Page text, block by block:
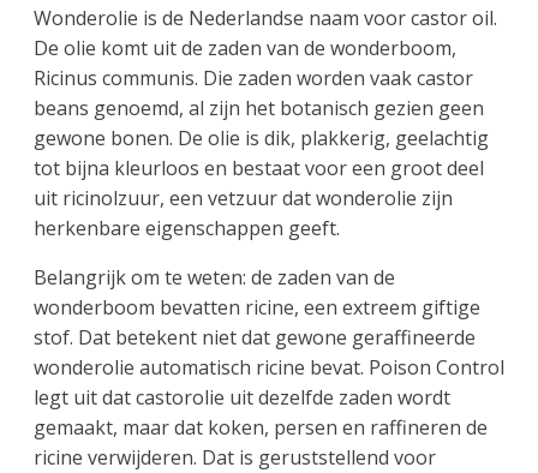
Wonderolie is de Nederlandse naam voor castor oil.
De olie komt uit de zaden van de wonderboom,
Ricinus communis. Die zaden worden vaak castor
beans genoemd, al zijn het botanisch gezien geen
gewone bonen. De olie is dik, plakkerig, geelachtig
tot bijna kleurloos en bestaat voor een groot deel
uit ricinolzuur, een vetzuur dat wonderolie zijn
herkenbare eigenschappen geeft.
Belangrijk om te weten: de zaden van de
wonderboom bevatten ricine, een extreem giftige
stof. Dat betekent niet dat gewone geraffineerde
wonderolie automatisch ricine bevat. Poison Control
legt uit dat castorolie uit dezelfde zaden wordt
gemaakt, maar dat koken, persen en raffineren de
ricine verwijderen. Dat is geruststellend voor